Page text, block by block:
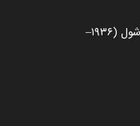
به یاد اردوغان باشول (۱۹۳۶–